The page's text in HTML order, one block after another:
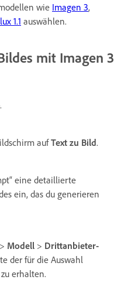
wie Imagen 3,
1.1 auswählen.
mit Imagen 3
aufText zu Bild.
eine detaillierte
ein, das du generieren
> Modell > Drittanbieter-
der für die Auswahl
erhalten.